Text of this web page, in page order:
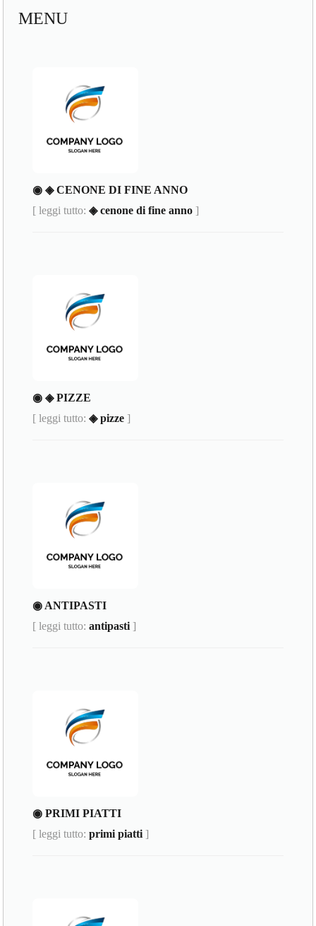
MENU
◉ ◈ CENONE DI FINE ANNO
[ leggi tutto:◈ cenone di fine anno ]
◉ ◈ PIZZE
[ leggi tutto:◈ pizze ]
◉ ANTIPASTI
[ leggi tutto:antipasti ]
◉ PRIMI PIATTI
[ leggi tutto:primi piatti ]